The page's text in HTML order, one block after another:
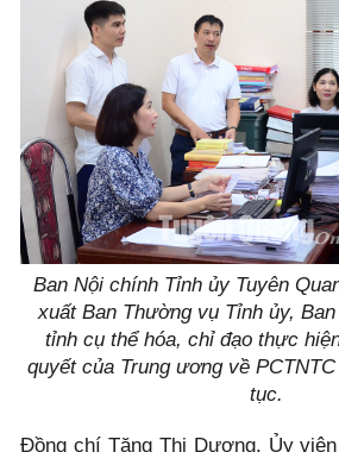
Ban Nội chính Tỉnh ủy Tuyên
xuất Ban Thường vụ Tỉnh ủy,
tỉnh cụ thể hóa, chỉ đạo thực
quyết của Trung ương về
tục.
Đồng chí Tăng Thị Dương, Ủy